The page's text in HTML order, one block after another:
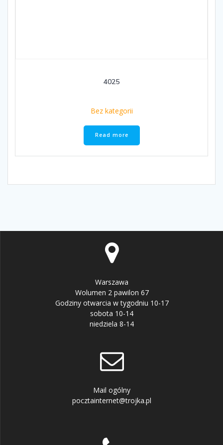
4025
Bez kategorii
Read more
Warszawa
Wolumen 2 pawilon 67
Godziny otwarcia w tygodniu 10-17
sobota 10-14
niedziela 8-14
Mail ogólny
pocztainternet@trojka.pl